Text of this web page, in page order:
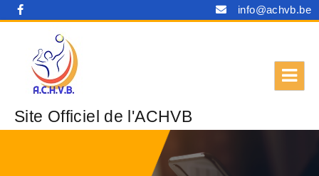
info@achvb.be
Site Officiel de l'ACHVB